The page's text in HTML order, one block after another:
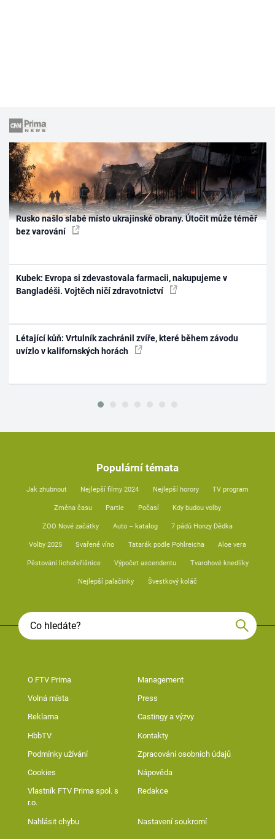
Rusko našlo slabé místo ukrajinské obrany. Útočit může téměř
bez varování
Kubek: Evropa si zdevastovala farmacii, nakupujeme v
Bangladéši. Vojtěch ničí zdravotnictví
Létající kůň: Vrtulník zachránil zvíře, které během závodu
uvízlo v kalifornských horách
Populární témata
Jak zhubnout Nejlepší filmy 2024 Nejlepší horory TV program
Změna času Partie Počasí Kdy budou volby
ZOO Nové začátky Auto – katalog 7 pádů Honzy Dědka
Volby 2025 Svařené víno Tatarák podle Pohlreicha Aloe vera
Pěstování lichořeřišnice Výpočet ascendentu Tvarohové knedlíky
Nejlepší palačinky Švestkový koláč
O FTV Prima Management
Volná místa Press
Reklama Castingy a výzvy
HbbTV Kontakty
Podmínky užívání Zpracování osobních údajů
Cookies Nápověda
Vlastník FTV Prima spol. s
r.o.
Redakce
Nahlásit chybu Nastavení soukromí